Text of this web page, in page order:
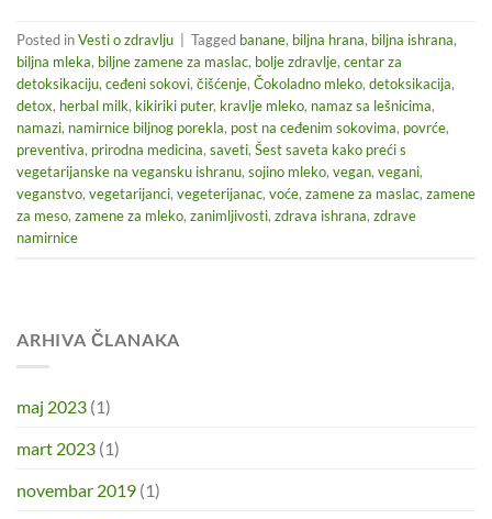
Posted inVesti o zdravlju Tagged banane, biljna hrana, biljna ishrana,
biljna mleka, biljne zamene za maslac, bolje zdravlje, centar za
detoksikaciju, ceđeni sokovi, čišćenje, Čokoladno mleko, detoksikacija,
detox, herbal milk, kikiriki puter, kravlje mleko, namaz sa lešnicima,
namazi, namirnice biljnog porekla, post na ceđenim sokovima, povrće,
preventiva, prirodna medicina, saveti, Šest saveta kako preći s
vegetarijanske na vegansku ishranu, sojino mleko, vegan, vegani,
veganstvo, vegetarijanci, vegeterijanac, voće, zamene za maslac, zamene
za meso, zamene za mleko, zanimljivosti, zdrava ishrana, zdrave
namirnice
ARHIVA ČLANAKA
maj 2023 (1)
mart 2023 (1)
novembar 2019 (1)